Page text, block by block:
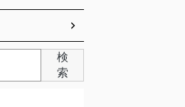
検
索